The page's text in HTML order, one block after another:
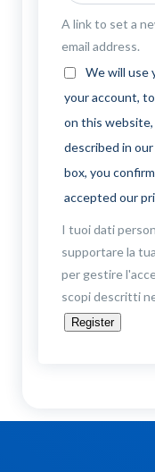
A link to set a
email address.
We will use
your account,
on this
described in our
box, you
accepted our
I tuoi dati
supportare la
per gestire
scopi descritti
Register